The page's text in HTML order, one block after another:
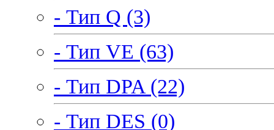
- Тип Q (3)
- Тип VE (63)
- Тип DPA (22)
- Тип DES (0)